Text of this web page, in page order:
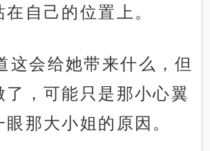
自己的位置上。
这会给她带来什么，但
了，可能只是那小心翼
那大小姐的原因。